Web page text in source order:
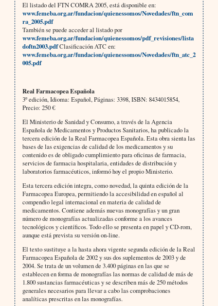
El listado del FTN COMRA 2005, está disponible en:
www.femeba.org.ar/fundacion/quienessomos/Novedades/ftn_com
ra_2005.pdf
También se puede acceder al listado por
www.femeba.org.ar/fundacion/quienessomos/pdf_revisiones/lista
doftn2003.pdfClasificación ATC en:
www.femeba.org.ar/fundacion/quienessomos/Novedades/ftn_atc_2
005.pdf
Real Farmacopea Española
3º edición, Idioma: Español, Páginas: 3398, ISBN: 8434015854,
Precio: 250 €
El Ministerio de Sanidad y Consumo, a través de la Agencia
Española de Medicamentos y Productos Sanitarios, ha publicado la
tercera edición de la Real Farmacopea Española. Esta obra sienta las
bases de las exigencias de calidad de los medicamentos y su
contenido es de obligado cumplimiento para oficinas de farmacia,
servicios de farmacia hospitalaria, entidades de distribución y
laboratorios farmacéuticos, informó hoy el propio Ministerio.
Esta tercera edición integra, como novedad, la quinta edición de la
Farmacopea Europea, permitiendo la accesibilidad en español al
compendio legal internacional en materia de calidad de
medicamentos. Contiene además nuevas monografías y un gran
número de monografías actualizadas conforme a los avances
tecnológicos y científicos. Todo ello se presenta en papel y CD-rom,
aunque está prevista su versión on-line.
El texto sustituye a la hasta ahora vigente segunda edición de la Real
Farmacopea Española de 2002 y sus dos suplementos de 2003 y de
2004. Se trata de un volumen de 3.400 páginas en las que se
establecen en forma de monografías las normas de calidad de más de
1.800 sustancias farmacéuticas y se describen más de 250 métodos
generales necesarios para llevar a cabo las comprobaciones
analíticas prescritas en las monografías.